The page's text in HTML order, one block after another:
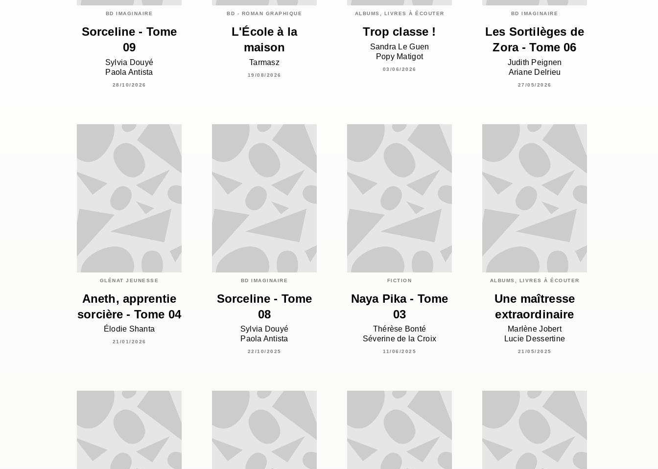
BD IMAGINAIRE
Sorceline - Tome
09
Sylvia Douyé
Paola Antista
28/10/2026
BD - ROMAN GRAPHIQUE
L'École à la
maison
Tarmasz
19/08/2026
ALBUMS, LIVRES À ÉCOUTER
Trop classe !
Sandra Le Guen
Popy Matigot
03/06/2026
BD IMAGINAIRE
Les Sortilèges de
Zora - Tome 06
Judith Peignen
Ariane Delrieu
27/05/2026
GLÉNAT JEUNESSE
Aneth, apprentie
sorcière - Tome 04
Élodie Shanta
21/01/2026
BD IMAGINAIRE
Sorceline - Tome
08
Sylvia Douyé
Paola Antista
22/10/2025
FICTION
Naya Pika - Tome
03
Thérèse Bonté
Séverine de la Croix
11/06/2025
ALBUMS, LIVRES À ÉCOUTER
Une maîtresse
extraordinaire
Marlène Jobert
Lucie Dessertine
21/05/2025